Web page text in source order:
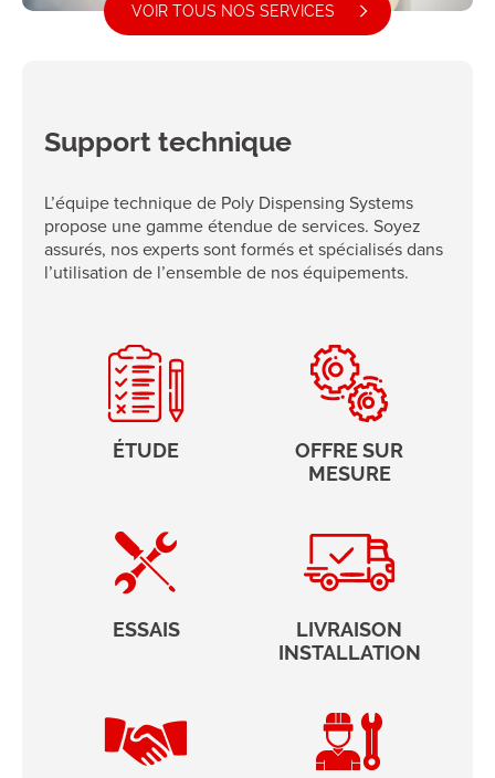
VOIR TOUS NOS SERVICES
Support technique
L’équipe technique de Poly Dispensing Systems
propose une gamme étendue de services. Soyez
assurés, nos experts sont formés et spécialisés dans
l’utilisation de l’ensemble de nos équipements.
ÉTUDE
OFFRE SUR
MESURE
ESSAIS
LIVRAISON
INSTALLATION